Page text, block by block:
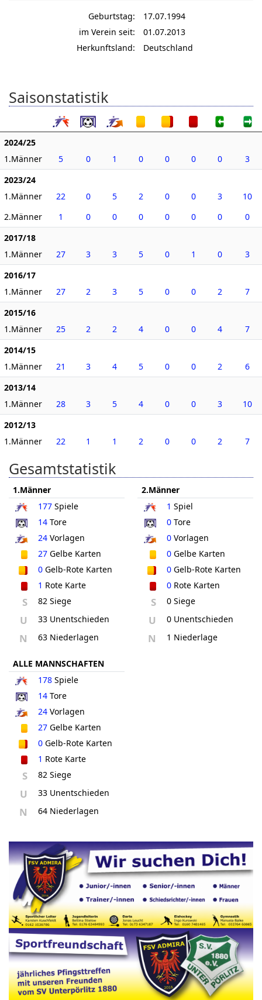
Geburtstag:
17.07.1994
im Verein seit:
01.07.2013
Herkunftsland:
Deutschland
Saisonstatistik
2024/25
1.Männer
5 0 1 0 0 0 0
3
2023/24
1.Männer
22 0 5 2 0 0 3
10
2.Männer
1 0 0 0 0 0 0
0
2017/18
1.Männer
27 3 3 5 0 1 0
3
2016/17
1.Männer
27 2 3 5 0 0 2
7
2015/16
1.Männer
25 2 2 4 0 0 4
7
2014/15
1.Männer
21 3 4 5 0 0 2
6
2013/14
1.Männer
28 3 5 4 0 0 3
10
2012/13
1.Männer
22 1 1 2 0 0 2 7
Gesamtstatistik
1.Männer
177 Spiele
14 Tore
24 Vorlagen
27 Gelbe Karten
0 Gelb-Rote Karten
1 Rote Karte
S 82 Siege
U 33 Unentschieden
N 63 Niederlagen
2.Männer
1 Spiel
0Tore
0Vorlagen
0Gelbe Karten
0Gelb-Rote Karten
0Rote Karten
S 0 Siege
U 0 Unentschieden
N 1 Niederlage
ALLE MANNSCHAFTEN
178 Spiele
14 Tore
24 Vorlagen
27 Gelbe Karten
0 Gelb-Rote Karten
1 Rote Karte
S 82 Siege
U 33 Unentschieden
N 64 Niederlagen